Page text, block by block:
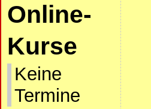
Online-
Kurse
Keine
Termine